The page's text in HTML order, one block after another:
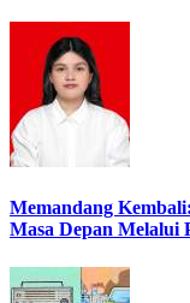
Memandang
Masa Depan Melalui